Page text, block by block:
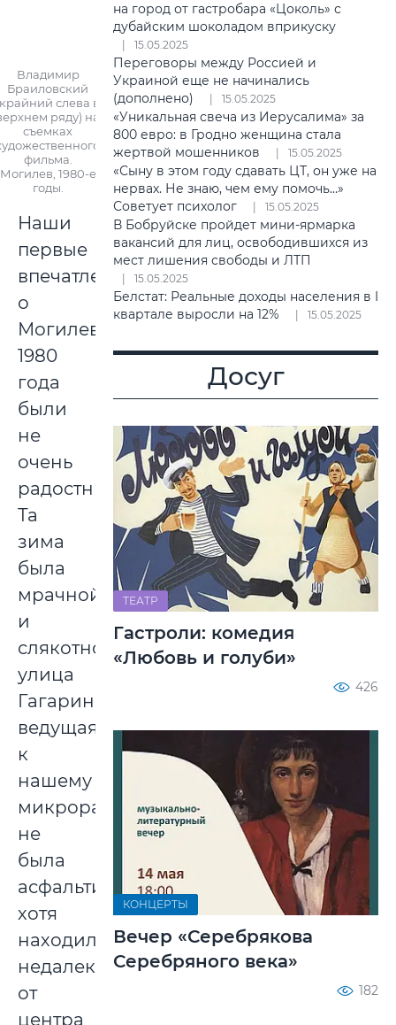
Владимир
Браиловский
слева в
ряду) на
съемках
фильма.
Могилев, 1980-е
годы.
Наши
первые
впечатления
о
Могилеве
1980
года
были
не
очень
радостными.
Та
зима
была
мрачной
и
слякотной,
улица
Гагарина,
ведущая
к
нашему
микрорайону,
не
была
асфальтирована,
хотя
находилась
недалеко
от
центра
на город от гастробара «Цоколь» с
дубайским шоколадом вприкуску
15.05.2025
Переговоры между Россией и
Украиной еще не начинались
(дополнено)
15.05.2025
«Уникальная свеча из Иерусалима» за
800 евро: в Гродно женщина стала
жертвой мошенников
15.05.2025
«Сыну в этом году сдавать ЦТ, он уже на
нервах. Не знаю, чем ему помочь…»
Советует психолог
15.05.2025
В Бобруйске пройдет мини-ярмарка
вакансий для лиц, освободившихся из
мест лишения свободы и ЛТП
15.05.2025
Белстат: Реальные доходы населения в I
квартале выросли на 12%
15.05.2025
Досуг
ТЕАТР
Гастроли: комедия
«Любовь и голуби»
426
КОНЦЕРТЫ
Вечер «Серебрякова
Серебряного века»
182